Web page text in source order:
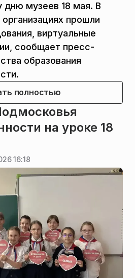
музеев 18 мая. В
прошли
виртуальные
сообщает пресс-
образования
полностью
на уроке 18
16:18